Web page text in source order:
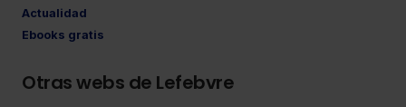
Actualidad
Ebooks gratis
Otras webs de Lefebvre